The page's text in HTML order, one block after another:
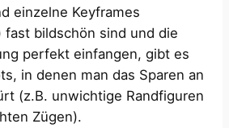
einzelne Keyframes
fast bildschön sind und die
perfekt einfangen, gibt es
in denen man das Sparen an
(z.B. unwichtige Randfiguren
Zügen).